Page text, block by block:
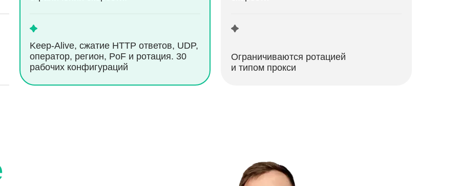
Keep-Alive, сжатие HTTP ответов, UDP,
оператор, регион, PoF и ротация. 30
рабочих конфигураций
Ограничиваются ротацией
и типом прокси